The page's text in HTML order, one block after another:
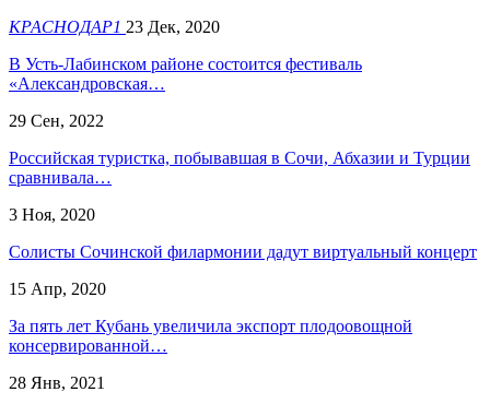
КРАСНОДАР1 23 Дек, 2020
В Усть-Лабинском районе состоится фестиваль
«Александровская…
29 Сен, 2022
Российская туристка, побывавшая в Сочи, Абхазии и Турции
сравнивала…
3 Ноя, 2020
Солисты Сочинской филармонии дадут виртуальный концерт
15 Апр, 2020
За пять лет Кубань увеличила экспорт плодоовощной
консервированной…
28 Янв, 2021